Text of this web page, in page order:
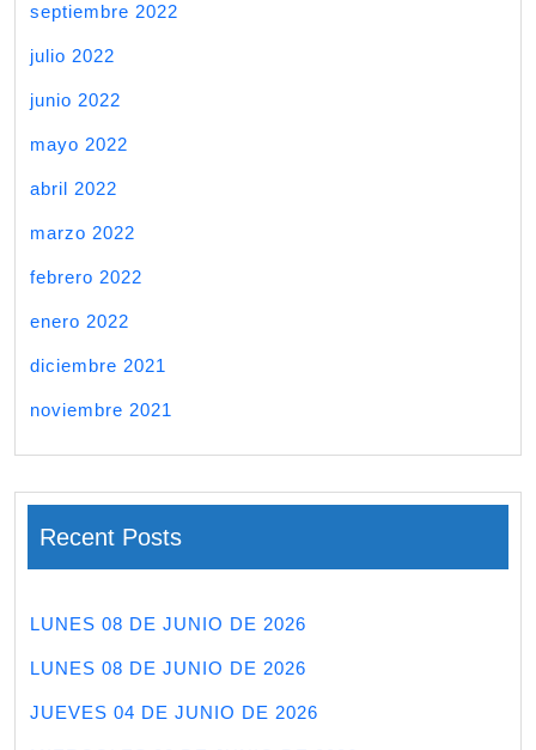
septiembre 2022
julio 2022
junio 2022
mayo 2022
abril 2022
marzo 2022
febrero 2022
enero 2022
diciembre 2021
noviembre 2021
Recent Posts
LUNES 08 DE JUNIO DE 2026
LUNES 08 DE JUNIO DE 2026
JUEVES 04 DE JUNIO DE 2026